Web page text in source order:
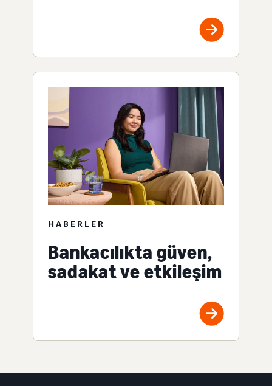
HABERLER
Bankacılıkta güven,
sadakat ve etkileşim